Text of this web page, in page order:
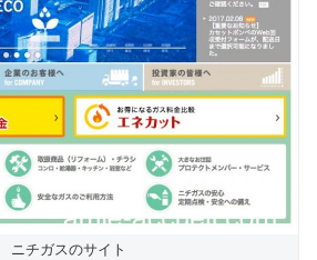
ニチガスのサイト